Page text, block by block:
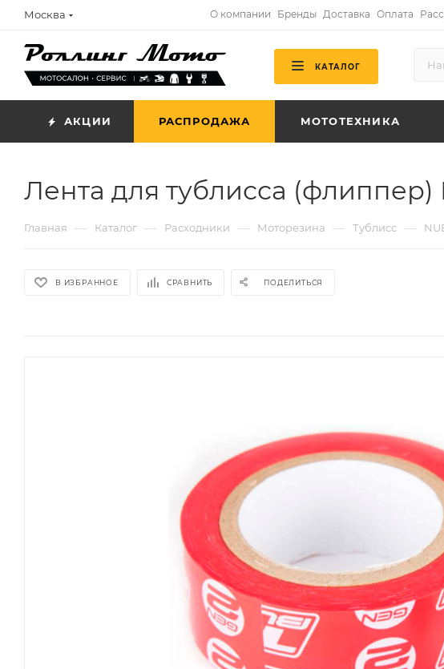
Москва О компании Бренды Доставка Оплата
КАТАЛОГ
АКЦИИ РАСПРОДАЖА МОТОТЕХНИКА
Лента для тублисса (флиппер)
Главная — Каталог — Расходники — Моторезина — Тублисс —
В ИЗБРАННОЕ СРАВНИТЬ ПОДЕЛИТЬСЯ